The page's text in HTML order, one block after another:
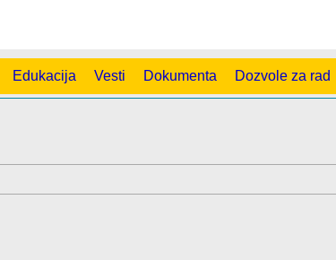
Edukacija Vesti Dokumenta Dozvole za rad